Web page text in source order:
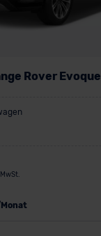
Rover Evoque